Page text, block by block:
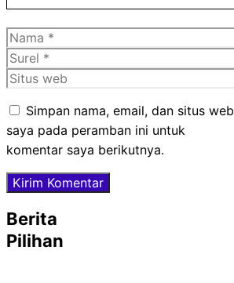
Nama
Surel
Situs
Simpan nama, email, dan situs web
saya pada peramban ini untuk
komentar saya berikutnya.
Berita
Pilihan